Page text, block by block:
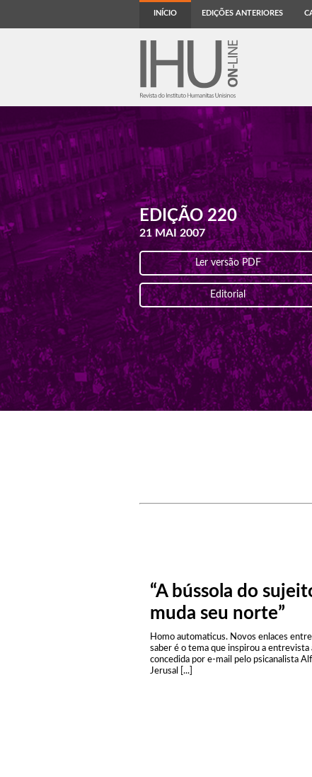
INÍCIO EDIÇÕES ANTERIORES
EDIÇÃO 220
21 MAI 2007
Ler versão PDF
Editorial
“A bússola do
muda seu norte”
Homo automaticus. Novos enlaces
saber é o tema que inspirou a entrevista
concedida por e-mail pelo psicanalista
Jerusal [...]